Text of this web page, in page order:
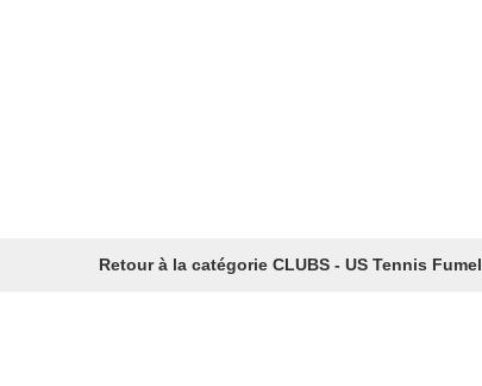
Retour à la catégorie CLUBS - US Tennis Fumel